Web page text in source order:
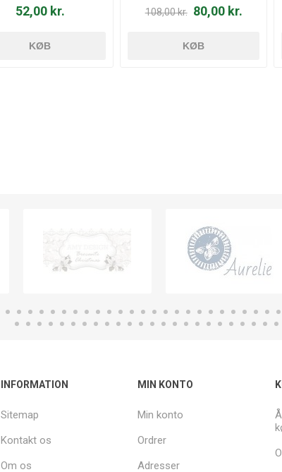
52,00 kr.
KØB
108,00 kr. 80,00 kr.
KØB
INFORMATION
Sitemap
Kontakt os
Om os
MIN KONTO
Min konto
Ordrer
Adresser